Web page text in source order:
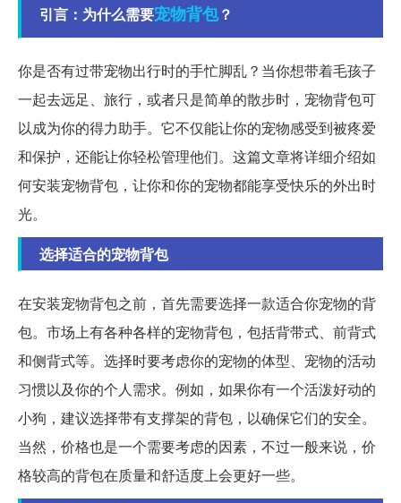
引言：为什么需要宠物背包？
你是否有过带宠物出行时的手忙脚乱？当你想带着毛孩子
一起去远足、旅行，或者只是简单的散步时，宠物背包可
以成为你的得力助手。它不仅能让你的宠物感受到被疼爱
和保护，还能让你轻松管理他们。这篇文章将详细介绍如
何安装宠物背包，让你和你的宠物都能享受快乐的外出时
光。
选择适合的宠物背包
在安装宠物背包之前，首先需要选择一款适合你宠物的背
包。市场上有各种各样的宠物背包，包括背带式、前背式
和侧背式等。选择时要考虑你的宠物的体型、宠物的活动
习惯以及你的个人需求。例如，如果你有一个活泼好动的
小狗，建议选择带有支撑架的背包，以确保它们的安全。
当然，价格也是一个需要考虑的因素，不过一般来说，价
格较高的背包在质量和舒适度上会更好一些。